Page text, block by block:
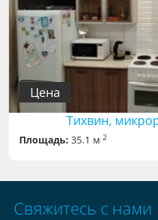
Цена
Тихвин,
Площадь: 35.1 м2
Свяжитесь с нами